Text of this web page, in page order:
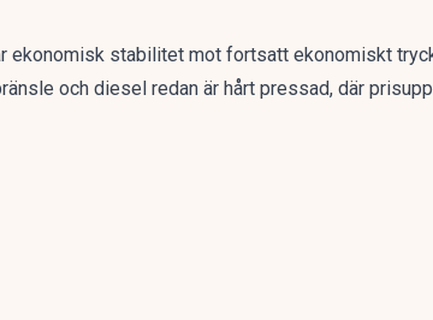
ekonomisk stabilitet mot fortsatt ekonomiskt
och diesel redan är hårt pressad, där